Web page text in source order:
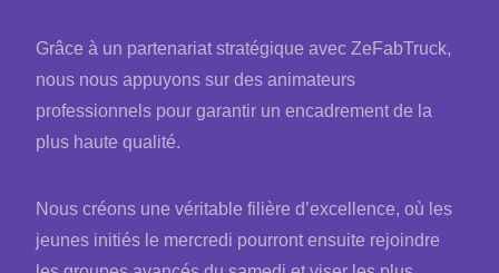
Grâce à un partenariat stratégique avec ZeFabTruck,
nous nous appuyons sur des animateurs
professionnels pour garantir un encadrement de la
plus haute qualité.
Nous créons une véritable filière d’excellence, où les
jeunes initiés le mercredi pourront ensuite rejoindre